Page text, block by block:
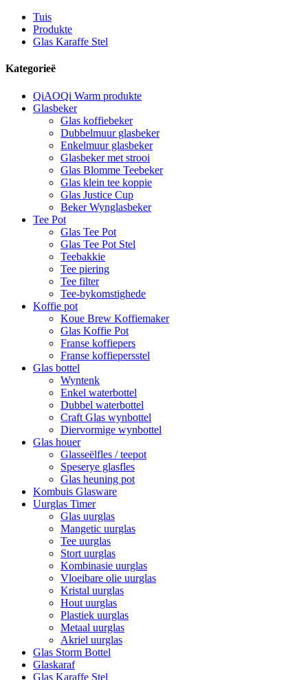
Tuis
Produkte
Glas Karaffe Stel
Kategorieë
QiAOQi Warm produkte
Glasbeker
Glas koffiebeker
Dubbelmuur glasbeker
Enkelmuur glasbeker
Glasbeker met strooi
Glas Blomme Teebeker
Glas klein tee koppie
Glas Justice Cup
Beker Wynglasbeker
Tee Pot
Glas Tee Pot
Glas Tee Pot Stel
Teebakkie
Tee piering
Tee filter
Tee-bykomstighede
Koffie pot
Koue Brew Koffiemaker
Glas Koffie Pot
Franse koffiepers
Franse koffiepersstel
Glas bottel
Wyntenk
Enkel waterbottel
Dubbel waterbottel
Craft Glas wynbottel
Diervormige wynbottel
Glas houer
Glasseëlfles / teepot
Speserye glasfles
Glas heuning pot
Kombuis Glasware
Uurglas Timer
Glas uurglas
Mangetic uurglas
Tee uurglas
Stort uurglas
Kombinasie uurglas
Vloeibare olie uurglas
Kristal uurglas
Hout uurglas
Plastiek uurglas
Metaal uurglas
Akriel uurglas
Glas Storm Bottel
Glaskaraf
Glas Karaffe Stel